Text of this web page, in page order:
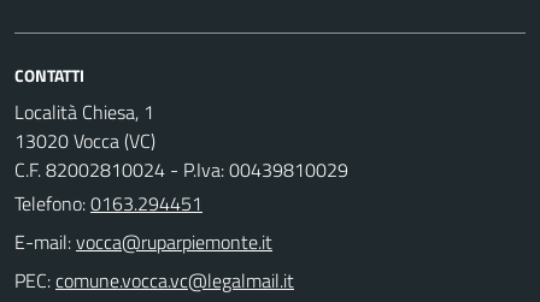
CONTATTI
Località Chiesa, 1
13020 Vocca (VC)
C.F. 82002810024 - P.Iva: 00439810029
Telefono:0163.294451
E-mail:
PEC: